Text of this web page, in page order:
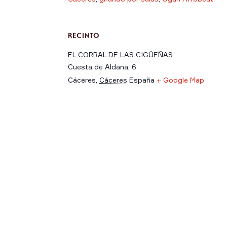
RECINTO
EL CORRAL DE LAS CIGÜEÑAS
Cuesta de Aldana, 6
Cáceres Cáceres España + Google Map